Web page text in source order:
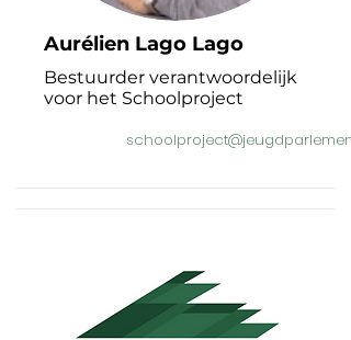
Aurélien Lago Lago
Bestuurder verantwoordelijk
voor het Schoolproject